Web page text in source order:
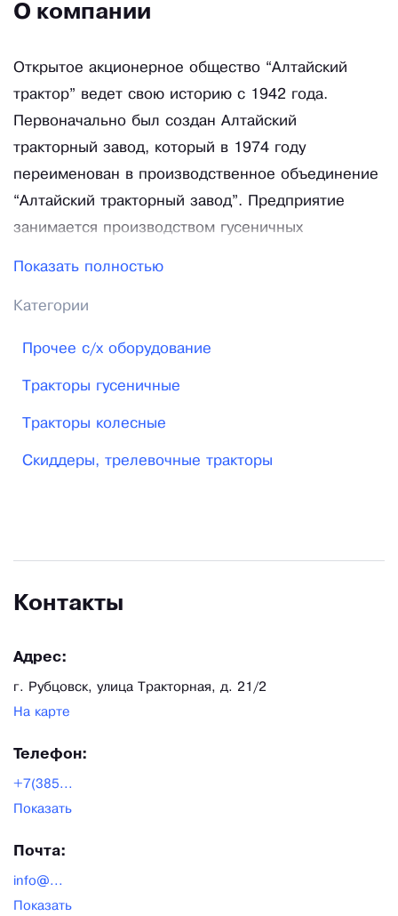
О компании
Открытое акционерное общество “Алтайский
трактор” ведет свою историю с 1942 года.
Первоначально был создан Алтайский
тракторный завод, который в 1974 году
переименован в производственное объединение
“Алтайский тракторный завод”. Предприятие
занимается производством гусеничных
технологического оборудования и инструментов,
сельскохозяйственных и промышленных
предприятий Алтайского края, а также
Перспективным направлением в деятельности
Показать полностью
Категории
Прочее с/х оборудование
Тракторы гусеничные
Тракторы колесные
Скиддеры, трелевочные тракторы
Контакты
Адрес:
г. Рубцовск, улица Тракторная, д. 21/2
На карте
Телефон:
+7(385...
Показать
Почта:
info@...
Показать